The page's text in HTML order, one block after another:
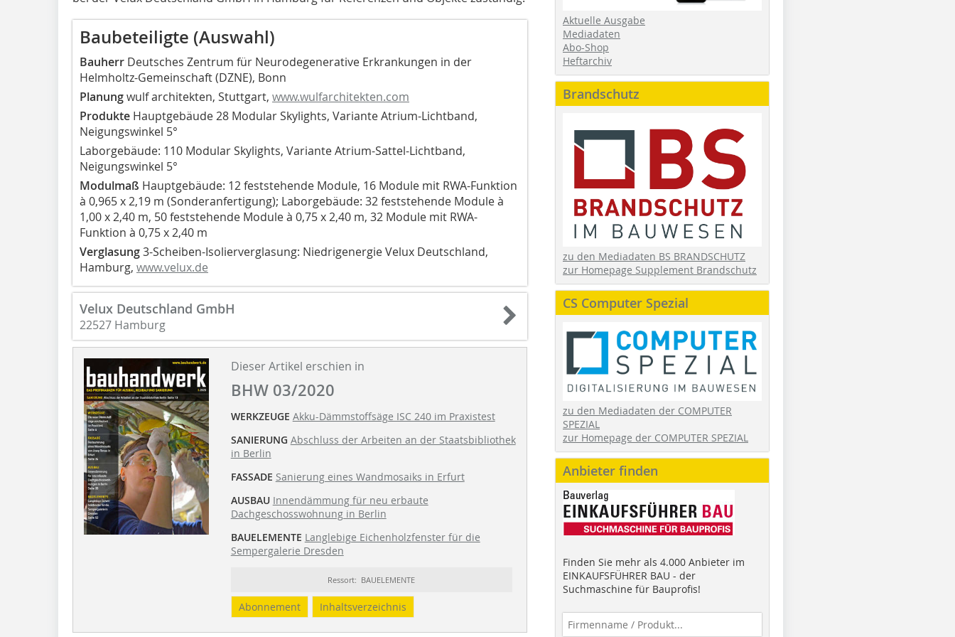
Baubeteiligte (Auswahl)
Bauherr Deutsches Zentrum für Neurodegenerative Erkrankungen in der
Helmholtz-Gemeinschaft (DZNE), Bonn
Planungwulf architekten, Stuttgart, www.wulfarchitekten.com
Produkte Hauptgebäude 28 Modular Skylights, Variante Atrium-Lichtband,
Neigungswinkel 5°
Laborgebäude: 110 Modular Skylights, Variante Atrium-Sattel-Lichtband,
Neigungswinkel 5°
Modulmaß Hauptgebäude: 12 feststehende Module, 16 Module mit RWA-Funktion
à 0,965 x 2,19 m (Sonderanfertigung); Laborgebäude: 32 feststehende Module à
1,00 x 2,40 m, 50 feststehende Module à 0,75 x 2,40 m, 32 Module mit RWA-
Funktion à 0,75 x 2,40 m
Verglasung3-Scheiben-Isolierverglasung: Niedrigenergie Velux Deutschland,
Hamburg, www.velux.de
Velux Deutschland GmbH
22527 Hamburg
Dieser Artikel erschien in
BHW 03/2020
WERKZEUGE Akku-Dämmstoffsäge ISC 240 im Praxistest
SANIERUNG Abschluss der Arbeiten an der Staatsbibliothek
in Berlin
FASSADE Sanierung eines Wandmosaiks in Erfurt
AUSBAU Innendämmung für neu erbaute
Dachgeschosswohnung in Berlin
BAUELEMENTE Langlebige Eichenholzfenster für die
Sempergalerie Dresden
Ressort: BAUELEMENTE
Abonnement Inhaltsverzeichnis
Aktuelle Ausgabe
Mediadaten
Abo-Shop
Heftarchiv
Brandschutz
zu den Mediadaten BS BRANDSCHUTZ
zur Homepage Supplement Brandschutz
CS Computer Spezial
zu den Mediadaten der COMPUTER
SPEZIAL
zur Homepage der COMPUTER SPEZIAL
Anbieter finden
Finden Sie mehr als 4.000 Anbieter im
EINKAUFSFÜHRER BAU - der
Suchmaschine für Bauprofis!